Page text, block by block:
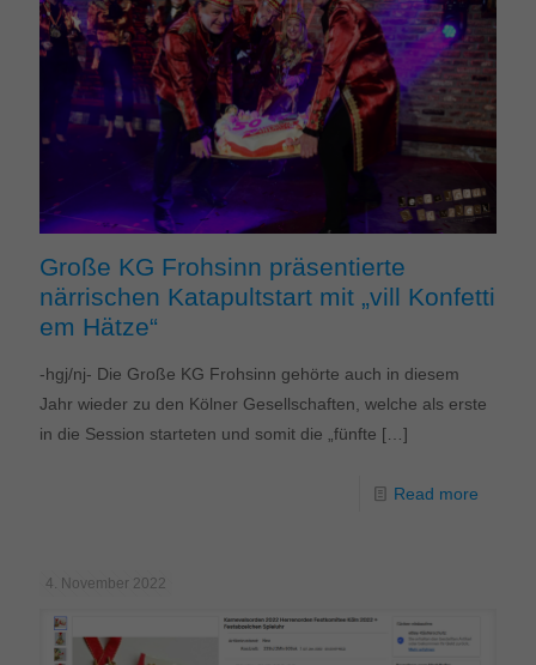
Große KG Frohsinn präsentierte
närrischen Katapultstart mit „vill Konfetti
em Hätze“
-hgj/nj- Die Große KG Frohsinn gehörte auch in diesem
Jahr wieder zu den Kölner Gesellschaften, welche als erste
in die Session starteten und somit die „fünfte […]
Read more
4. November 2022